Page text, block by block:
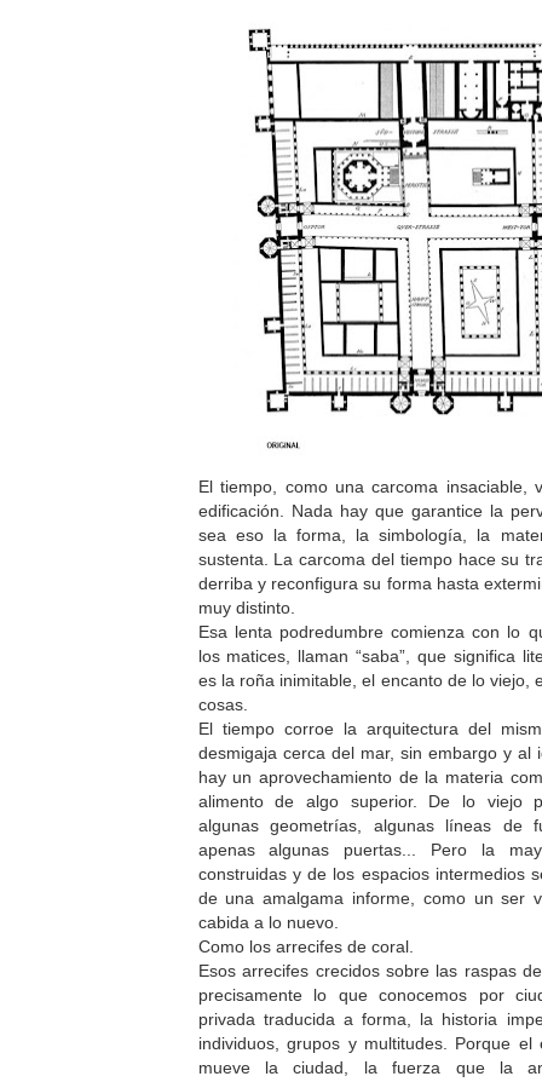
El tiempo, como una carcoma insaciable,
edificación. Nada hay que garantice la
sea eso la forma, la simbología, la
sustenta. La carcoma del tiempo hace su
derriba y reconfigura su forma hasta
muy distinto.
Esa lenta podredumbre comienza con lo
los matices, llaman “saba”, que significa
es la roña inimitable, el encanto de lo viejo,
cosas.
El tiempo corroe la arquitectura del
desmigaja cerca del mar, sin embargo y al
hay un aprovechamiento de la materia
alimento de algo superior. De lo viejo
algunas geometrías, algunas líneas de
apenas algunas puertas... Pero la
construidas y de los espacios intermedios
de una amalgama informe, como un ser
cabida a lo nuevo.
Como los arrecifes de coral.
Esos arrecifes crecidos sobre las raspas
precisamente lo que conocemos por
privada traducida a forma, la historia
individuos, grupos y multitudes. Porque
mueve la ciudad, la fuerza que la